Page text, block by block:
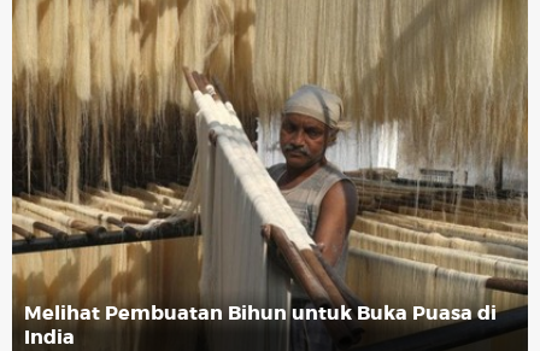
Melihat Pembuatan Bihun untuk Buka Puasa di
India